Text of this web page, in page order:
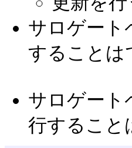
サロゲート
することは
サロゲート
行すること